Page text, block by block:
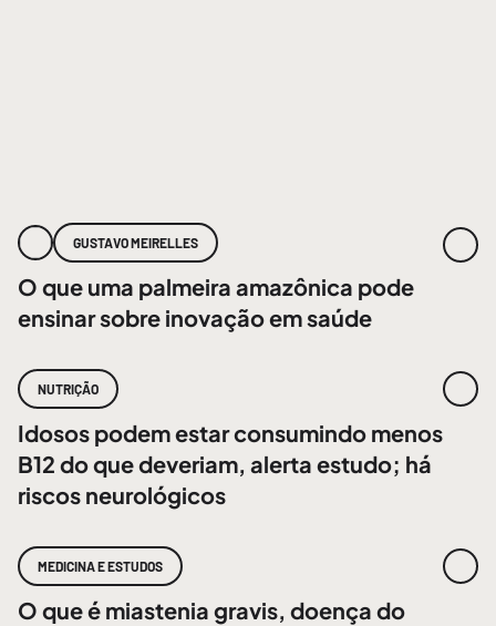
GUSTAVO MEIRELLES
O que uma palmeira amazônica pode
ensinar sobre inovação em saúde
NUTRIÇÃO
Idosos podem estar consumindo menos
B12 do que deveriam, alerta estudo; há
riscos neurológicos
MEDICINA E ESTUDOS
O que é miastenia gravis, doença do